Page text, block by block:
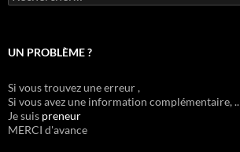
UN PROBLÈME ?
Si vous trouvez une erreur ,
Si vous avez une information complémentaire, ..
Je suis preneur
MERCI d'avance